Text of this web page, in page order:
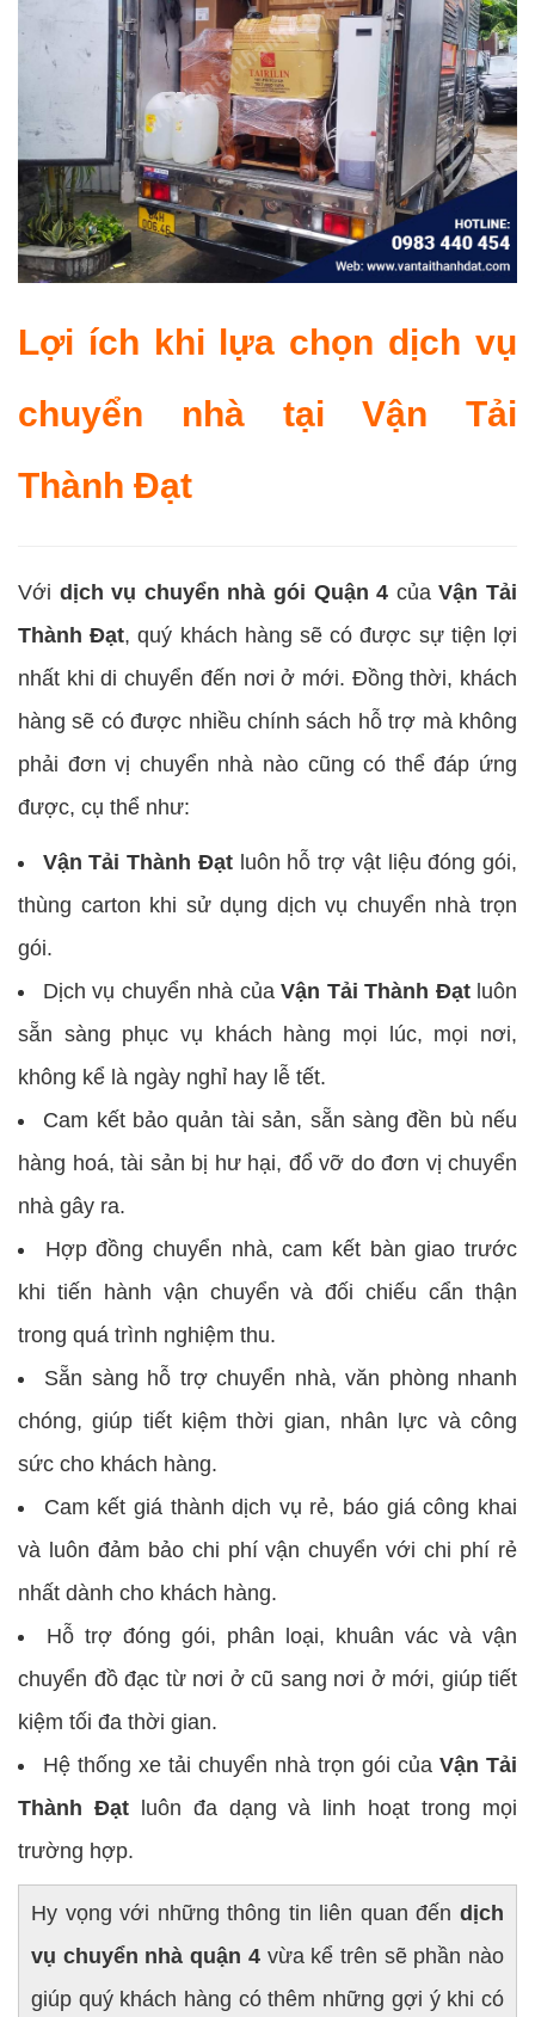
Lợi ích khi lựa chọn dịch vụ
chuyển nhà tại Vận Tải
Thành Đạt
Với dịch vụ chuyển nhà gói Quận 4 củaVận Tải
Thành Đạt, quý khách hàng sẽ có được sự tiện lợi
nhất khi di chuyển đến nơi ở mới. Đồng thời, khách
hàng sẽ có được nhiều chính sách hỗ trợ mà không
phải đơn vị chuyển nhà nào cũng có thể đáp ứng
được, cụ thể như:
Vận Tải Thành Đạtluôn hỗ trợ vật liệu đóng gói,
thùng carton khi sử dụng dịch vụ chuyển nhà trọn
gói.
Dịch vụ chuyển nhà của Vận Tải Thành Đạtluôn
sẵn sàng phục vụ khách hàng mọi lúc, mọi nơi,
không kể là ngày nghỉ hay lễ tết.
Cam kết bảo quản tài sản, sẵn sàng đền bù nếu
hàng hoá, tài sản bị hư hại, đổ vỡ do đơn vị chuyển
nhà gây ra.
Hợp đồng chuyển nhà, cam kết bàn giao trước
khi tiến hành vận chuyển và đối chiếu cẩn thận
trong quá trình nghiệm thu.
Sẵn sàng hỗ trợ chuyển nhà, văn phòng nhanh
chóng, giúp tiết kiệm thời gian, nhân lực và công
sức cho khách hàng.
Cam kết giá thành dịch vụ rẻ, báo giá công khai
và luôn đảm bảo chi phí vận chuyển với chi phí rẻ
nhất dành cho khách hàng.
Hỗ trợ đóng gói, phân loại, khuân vác và vận
chuyển đồ đạc từ nơi ở cũ sang nơi ở mới, giúp tiết
kiệm tối đa thời gian.
Hệ thống xe tải chuyển nhà trọn gói của Vận Tải
Thành Đạtluôn đa dạng và linh hoạt trong mọi
trường hợp.
Hy vọng với những thông tin liên quan đến dịch
vụ chuyển nhà quận 4vừa kể trên sẽ phần nào
giúp quý khách hàng có thêm những gợi ý khi có